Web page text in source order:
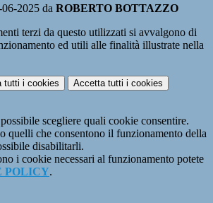
2025 da ROBERTO BOTTAZZO
terzi da questo utilizzati si avvalgono di
ed utili alle finalità illustrate nella
tutti i cookies Accetta tutti i cookies
scegliere quali cookie consentire.
quelli che consentono il funzionamento della
disabilitarli.
i cookie necessari al funzionamento potete
POLICY.